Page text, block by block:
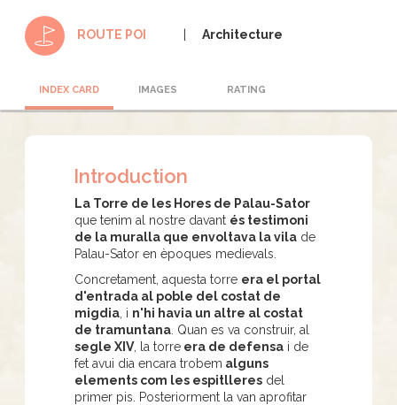
ROUTE POI Architecture
INDEX CARD IMAGES RATING
Introduction
La Torre de les Hores de Palau-Sator
que tenim al nostre davant és testimoni
de la muralla que envoltava la vila de
Palau-Sator en èpoques medievals.
Concretament, aquesta torre era el portal
d'entrada al poble del costat de
migdia , i n'hi havia un altre al costat
de tramuntana . Quan es va construir, al
segle XIV, la torre era de defensa i de
fet avui dia encara trobem alguns
elements com les espitlleres del
primer pis. Posteriorment la van aprofitar